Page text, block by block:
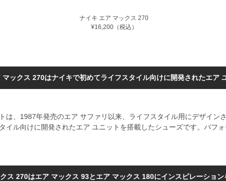
ナイキ エア マックス 270
¥16,200（税込）
マックス 270はナイキで初めてライフスタイル向けに開発されたエア
は、1987年発売のエア サファリ以来、ライフスタイル用にデザイン
ル向けに開発されたエア ユニットを搭載したシューズです。パフ
ス 270はエア マックス 93とエア マックス 180にインスピレーション